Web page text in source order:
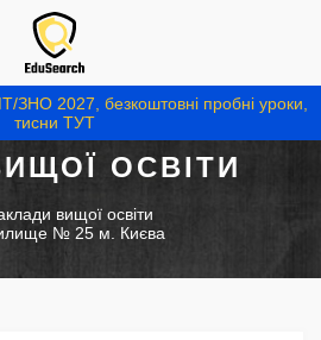
ЗНО 2027, безкоштовні пробні уроки,
тисни ТУТ
ОСВІТИ
вищої освіти
№ 25 м. Києва